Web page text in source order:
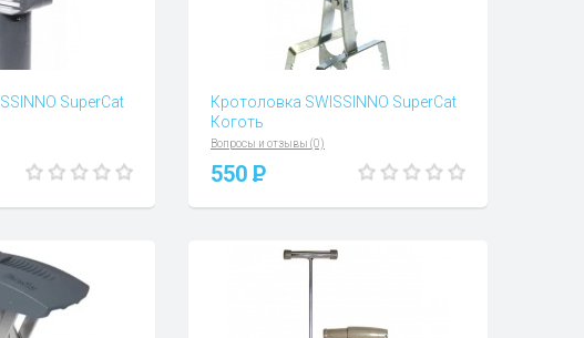
SuperCat
Кротоловка SWISSINNO SuperCat
Коготь
Вопросы и отзывы (0)
550 P